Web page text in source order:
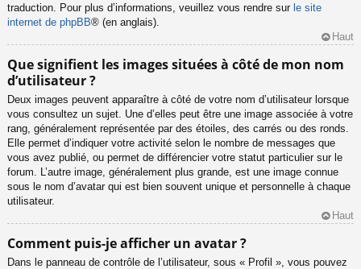
traduction. Pour plus d’informations, veuillez vous rendre sur le site
internet de phpBB® (en anglais).
Haut
Que signifient les images situées à côté de mon nom
d’utilisateur ?
Deux images peuvent apparaître à côté de votre nom d’utilisateur lorsque
vous consultez un sujet. Une d’elles peut être une image associée à votre
rang, généralement représentée par des étoiles, des carrés ou des ronds.
Elle permet d’indiquer votre activité selon le nombre de messages que
vous avez publié, ou permet de différencier votre statut particulier sur le
forum. L’autre image, généralement plus grande, est une image connue
sous le nom d’avatar qui est bien souvent unique et personnelle à chaque
utilisateur.
Haut
Comment puis-je afficher un avatar ?
Dans le panneau de contrôle de l’utilisateur, sous « Profil », vous pouvez